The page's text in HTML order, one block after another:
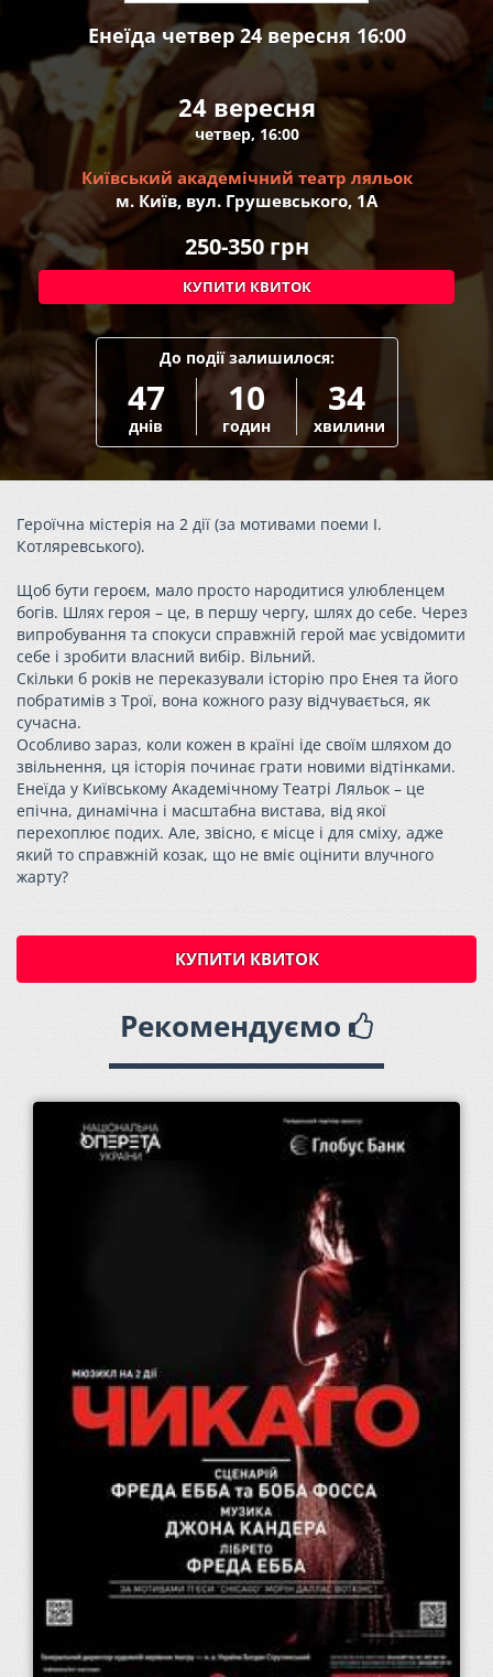
Енеїда четвер 24 вересня 16:00
24 вересня
четвер, 16:00
Київський академічний театр ляльок
м. Київ, вул. Грушевського, 1А
250-350 грн
КУПИТИ КВИТОК
До події залишилося:
47
днів
10
годин
34
хвилини
Героїчна містерія на 2 дії (за мотивами поеми І.
Котляревського).
Щоб бути героєм, мало просто народитися улюбленцем
богів. Шлях героя – це, в першу чергу, шлях до себе. Через
випробування та спокуси справжній герой має усвідомити
себе і зробити власний вибір. Вільний.
Скільки б років не переказували історію про Енея та його
побратимів з Трої, вона кожного разу відчувається, як
сучасна.
Особливо зараз, коли кожен в країні іде своїм шляхом до
звільнення, ця історія починає грати новими відтінками.
Енеїда у Київському Академічному Театрі Ляльок – це
епічна, динамічна і масштабна вистава, від якої
перехоплює подих. Але, звісно, є місце і для сміху, адже
який то справжній козак, що не вміє оцінити влучного
жарту?
КУПИТИ КВИТОК
Рекомендуємо